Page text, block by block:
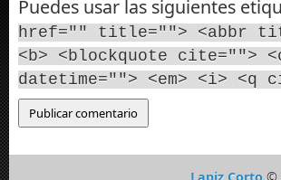
Puedes usar las siguientes
href="" title=""> <abbr
<b> <blockquote cite="">
datetime=""> <em> <i> <q